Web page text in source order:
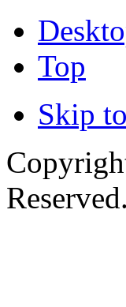
Top
Skip